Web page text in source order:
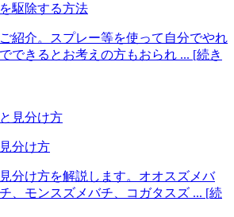
駆除する方法
紹介。スプレー等を使って自分でやれ
できるとお考えの方もおられ ... [続き
分け方
分け方を解説します。オオスズメバ
、モンスズメバチ、コガタスズ ... [続